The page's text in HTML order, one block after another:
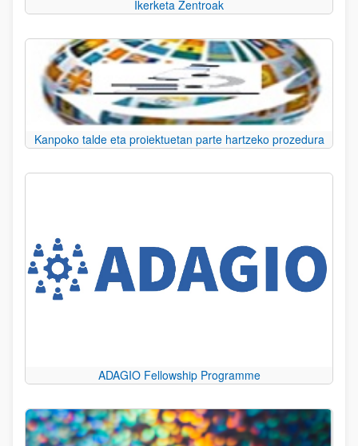
Ikerketa Zentroak
Kanpoko talde eta proiektuetan parte hartzeko prozedura
ADAGIO Fellowship Programme